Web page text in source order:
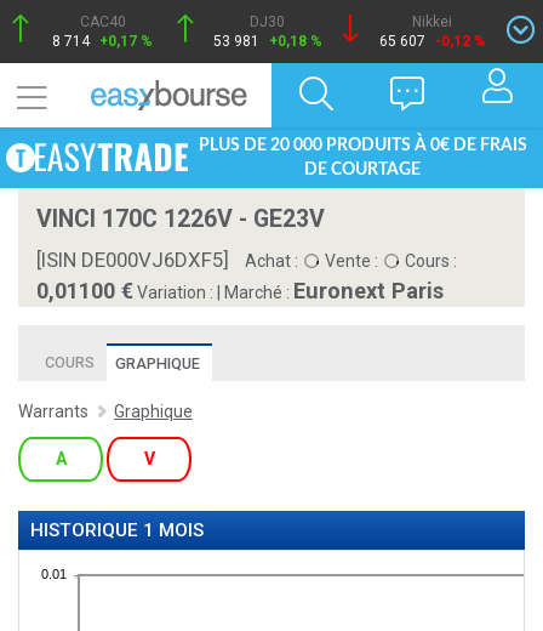
CAC40
8 714 +0,17 %
DJ30
53 981
+0,18 %
Nikkei
65 607
-0,12 %
PLUS DE 20 000 PRODUITS À 0€ DE FRAIS
DE COURTAGE
VINCI 170C 1226V - GE23V
[ISIN DE000VJ6DXF5] Achat : Vente : Cours :
0,01100Variation : Marché : Euronext Paris
COURS GRAPHIQUE
Warrants Graphique
A V
HISTORIQUE 1 MOIS